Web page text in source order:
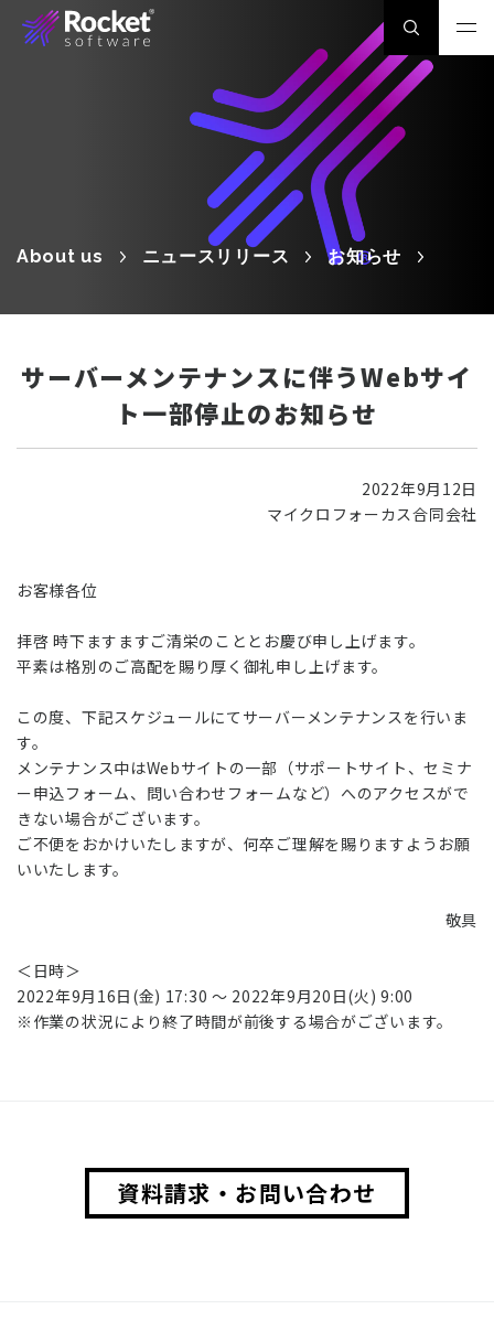
About us ニュースリリース お知らせ
サーバーメンテナンスに伴うWebサイ
ト一部停止のお知らせ
2022年9月12日
マイクロフォーカス合同会社
お客様各位
拝啓 時下ますますご清栄のこととお慶び申し上げます。
平素は格別のご高配を賜り厚く御礼申し上げます。
この度、下記スケジュールにてサーバーメンテナンスを行いま
す。
メンテナンス中はWebサイトの一部（サポートサイト、セミナ
ー申込フォーム、問い合わせフォームなど）へのアクセスがで
きない場合がございます。
ご不便をおかけいたしますが、何卒ご理解を賜りますようお願
いいたします。
敬具
＜日時＞
2022年9月16日(金) 17:30 ～ 2022年9月20日(火) 9:00
※作業の状況により終了時間が前後する場合がございます。
資料請求・お問い合わせ